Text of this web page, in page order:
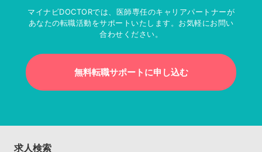
マイナビDOCTORでは、医師専任のキャリアパートナーが
あなたの転職活動をサポートいたします。お気軽にお問い
合わせください。
無料転職サポートに申し込む
求人検索